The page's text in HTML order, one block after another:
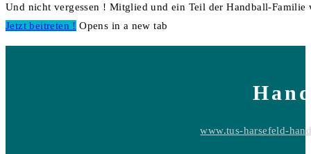
Und nicht vergessen ! Mitglied und ein Teil der Handball-Familie
Jetzt beitreten ! Opens in a new tab
www.tus-harsefeld-